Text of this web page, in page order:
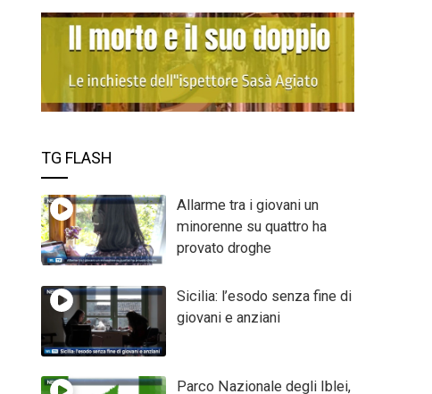
TG FLASH
Allarme tra i giovani un
minorenne su quattro ha
provato droghe
Sicilia: l’esodo senza fine di
giovani e anziani
Parco Nazionale degli Iblei,